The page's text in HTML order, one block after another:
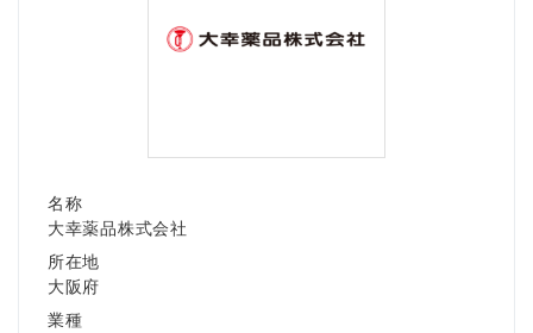
名称
大幸薬品株式会社
所在地
大阪府
業種